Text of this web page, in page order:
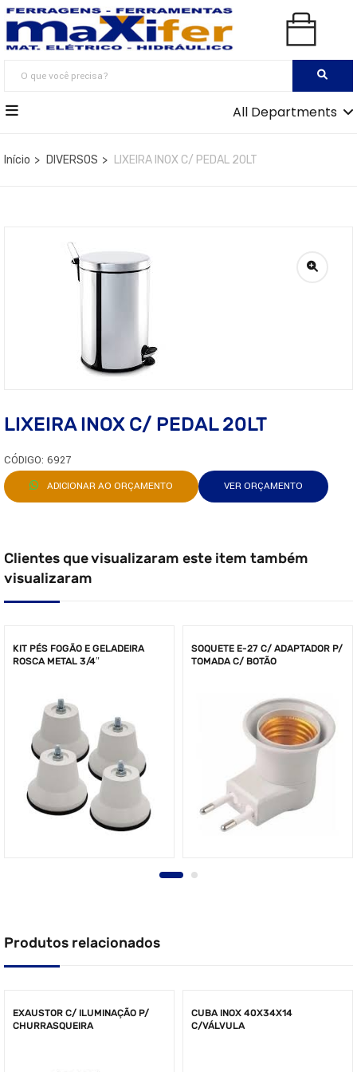
All Departments
Início DIVERSOS LIXEIRA INOX C/ PEDAL 20LT
LIXEIRA INOX C/ PEDAL 20LT
CÓDIGO: 6927
ADICIONAR AO ORÇAMENTO VER ORÇAMENTO
Clientes que visualizaram este item também
visualizaram
KIT PÉS FOGÃO E GELADEIRA
ROSCA METAL 3/4″
SOQUETE E-27 C/ ADAPTADOR P/
TOMADA C/ BOTÃO
Produtos relacionados
EXAUSTOR C/ ILUMINAÇÃO P/
CHURRASQUEIRA
CUBA INOX 40X34X14
C/VÁLVULA